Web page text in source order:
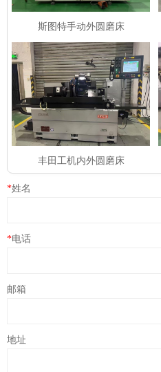
斯图特手动外圆磨床
丰田工机内外圆磨床
*姓名
*电话
邮箱
地址